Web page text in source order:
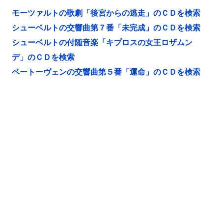
モーツァルトの歌劇「後宮からの逃走」のＣＤを検索
シューベルトの交響曲第７番「未完成」のＣＤを検索
シューベルトの付随音楽「キプロスの女王ロザムン
デ」のＣＤを検索
ベートーヴェンの交響曲第５番「運命」のＣＤを検索